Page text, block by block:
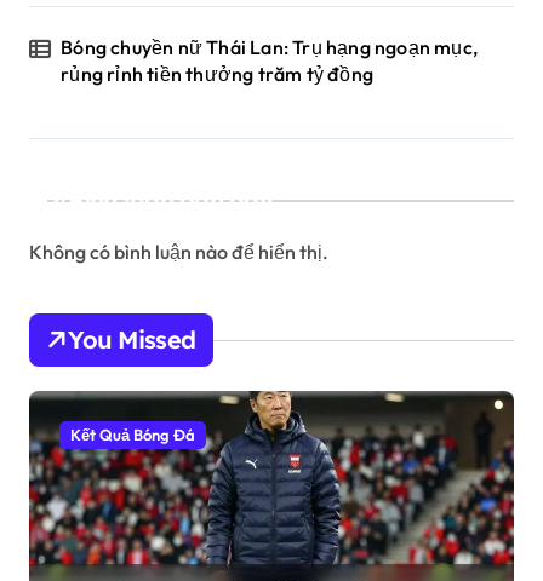
Bóng chuyền nữ Thái Lan: Trụ hạng ngoạn mục,
rủng rỉnh tiền thưởng trăm tỷ đồng
Bình luận gần đây
Không có bình luận nào để hiển thị.
You Missed
Kết Quả Bóng Đá